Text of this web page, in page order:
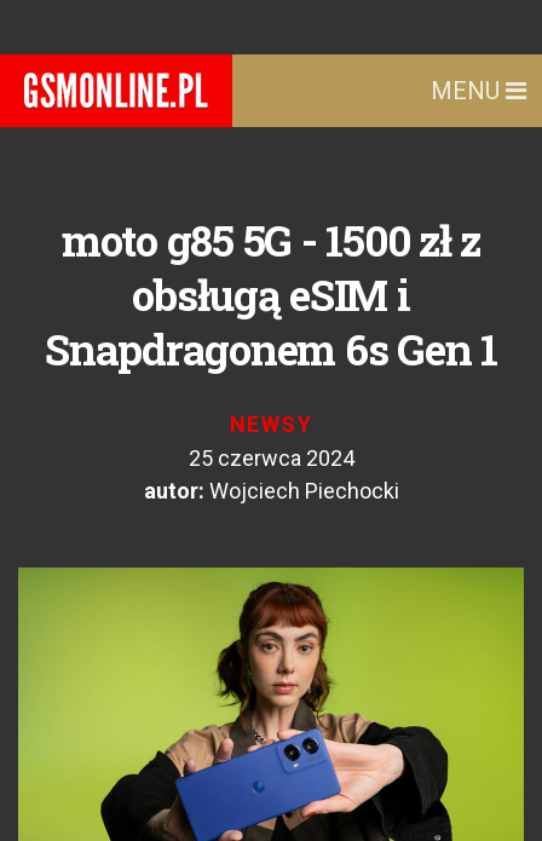
MENU
moto g85 5G - 1500 zł z
obsługą eSIM i
Snapdragonem 6s Gen 1
NEWSY
25 czerwca 2024
autor: Wojciech Piechocki